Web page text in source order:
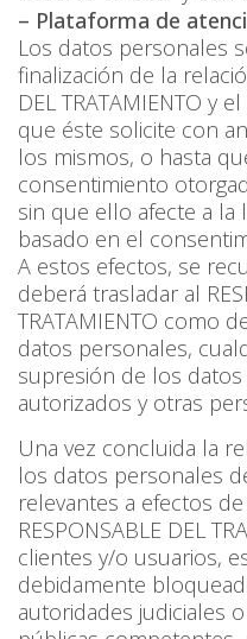
– Plataforma de
Los datos personales
finalización de la
DEL TRATAMIENTO y
que éste solicite con
los mismos, o hasta
consentimiento
sin que ello afecte a
basado en el
A estos efectos, se
deberá trasladar al
TRATAMIENTO como
datos personales,
supresión de los
autorizados y otras
Una vez concluida la
los datos personales
relevantes a efectos
RESPONSABLE DEL
clientes y/o usuarios,
debidamente
autoridades judiciales